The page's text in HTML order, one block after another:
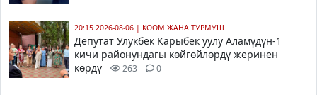
20:15 2026-08-06 | КООМ ЖАНА ТУРМУШ
Депутат Улукбек Карыбек уулу Аламүдүн-1
кичи районундагы көйгөйлөрдү жеринен
көрдү
263 0